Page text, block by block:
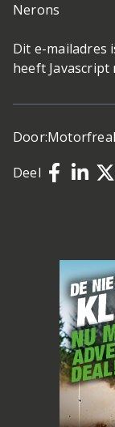
Nerons
Dit e-mailadres
heeft
Door:
Deel